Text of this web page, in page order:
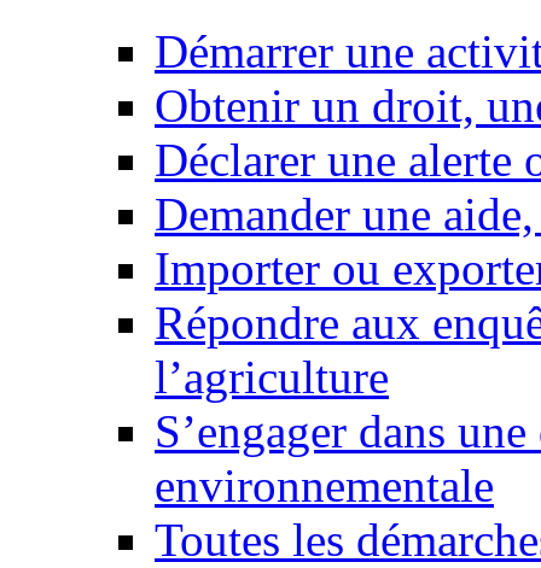
Démarrer une
Obtenir un droit,
Déclarer une alerte
Demander une
Importer ou
Répondre aux
l’agriculture
S’engager dans
environnementale
Toutes les